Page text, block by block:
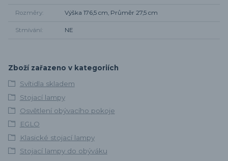
Rozměry Výška 176,5 cm, Průměr 27,5 cm
Stmívání NE
Zboží zařazeno v kategoriích
Svítidla skladem
Stojací lampy
Osvětlení obývacího pokoje
EGLO
Klasické stojací lampy
Stojací lampy do obýváku